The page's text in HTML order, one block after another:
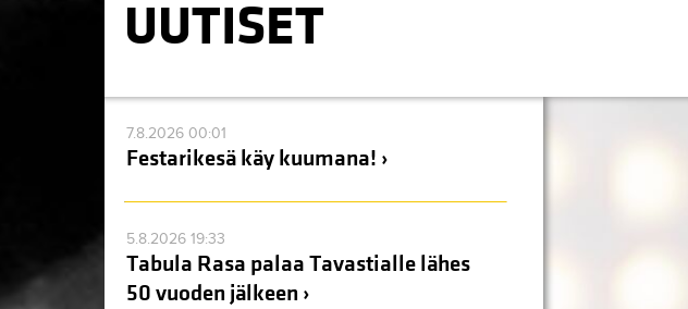
UUTISET
7.8.2026 00:01
Festarikesä käy kuumana! ›
5.8.2026 19:33
Tabula Rasa palaa Tavastialle lähes
50 vuoden jälkeen ›